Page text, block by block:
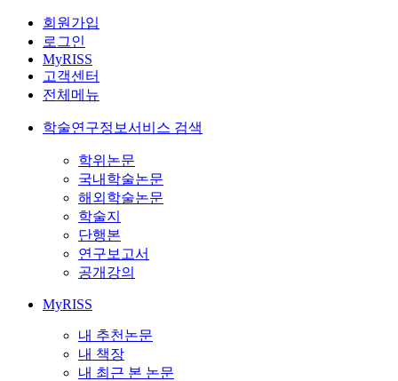
회원가입
로그인
MyRISS
고객센터
전체메뉴
학술연구정보서비스 검색
학위논문
국내학술논문
해외학술논문
학술지
단행본
연구보고서
공개강의
MyRISS
내 추천논문
내 책장
내 최근 본 논문